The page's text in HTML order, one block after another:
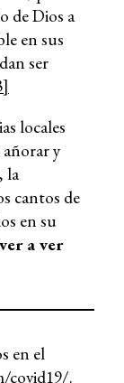
de Dios a
en sus
ser
locales
y
, la
cantos de
en su
a ver
en el
covid19/.